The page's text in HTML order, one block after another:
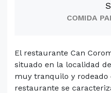
COMIDA
El restaurante Can
situado en la localidad
muy tranquilo y rodeado
restaurante se